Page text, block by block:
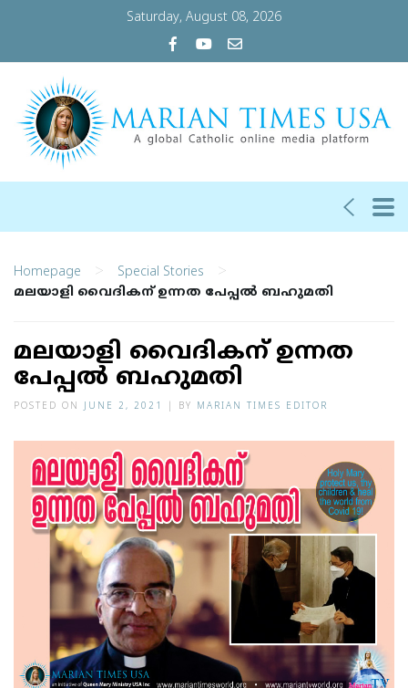
Saturday, August 08, 2026
Homepage > Special Stories >
മലയാളി വൈദികന് ഉന്നത പേപ്പല്‍ ബഹുമതി
മലയാളി വൈദികന് ഉന്നത
പേപ്പല്‍ ബഹുമതി
POSTED ON JUNE 2, 2021 BY MARIAN TIMES EDITOR